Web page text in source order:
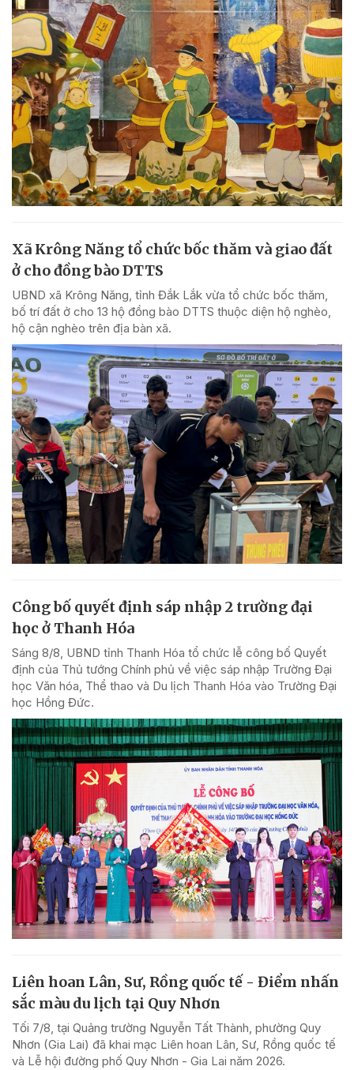
Xã Krông Năng tổ chức bốc thăm và giao đất
ở cho đồng bào DTTS
UBND xã Krông Năng, tỉnh Đắk Lắk vừa tổ chức bốc thăm,
bố trí đất ở cho 13 hộ đồng bào DTTS thuộc diện hộ nghèo,
hộ cận nghèo trên địa bàn xã.
Công bố quyết định sáp nhập 2 trường đại
học ở Thanh Hóa
Sáng 8/8, UBND tỉnh Thanh Hóa tổ chức lễ công bố Quyết
định của Thủ tướng Chính phủ về việc sáp nhập Trường Đại
học Văn hóa, Thể thao và Du lịch Thanh Hóa vào Trường Đại
học Hồng Đức.
Liên hoan Lân, Sư, Rồng quốc tế - Điểm nhấn
sắc màu du lịch tại Quy Nhơn
Tối 7/8, tại Quảng trường Nguyễn Tất Thành, phường Quy
Nhơn (Gia Lai) đã khai mạc Liên hoan Lân, Sư, Rồng quốc tế
và Lễ hội đường phố Quy Nhơn - Gia Lai năm 2026.